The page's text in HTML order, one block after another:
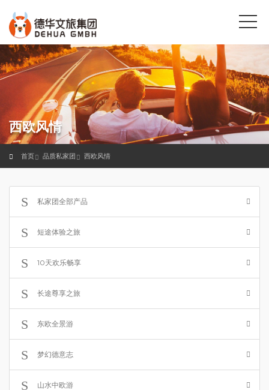
西欧风情
首页 品质私家团 西欧风情
私家团全部产品
短途体验之旅
10天欢乐畅享
长途尊享之旅
东欧全景游
梦幻德意志
山水中欧游